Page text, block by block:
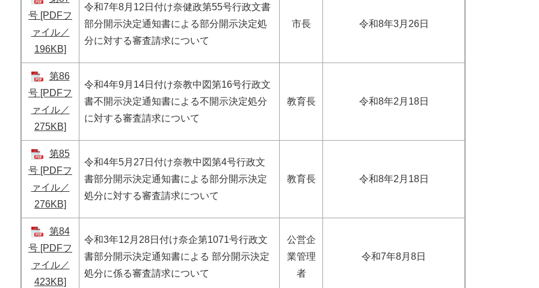
号 [PDFフ
ァイル／
196KB]
令和7年8月12日付け奈健政第55号行政文書
部分開示決定通知書による部分開示決定処
分に対する審査請求について
市長 令和8年3月26日
第86
号 [PDFフ
ァイル／
275KB]
令和4年9月14日付け奈教中図第16号行政文
書不開示決定通知書による不開示決定処分
に対する審査請求について
教育長 令和8年2月18日
第85
号 [PDFフ
ァイル／
276KB]
令和4年5月27日付け奈教中図第4号行政文
書部分開示決定通知書による部分開示決定
処分に対する審査請求について
教育長 令和8年2月18日
第84
号 [PDFフ
ァイル／
423KB]
令和3年12月28日付け奈企第1071号行政文
書部分開示決定通知書による 部分開示決定
処分に係る審査請求について
公営企
業管理
者
令和7年8月8日